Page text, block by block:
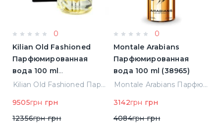
0
Kilian Old Fashioned
Парфюмированная
вода 100 ml
(3700550240723)
Kilian Old Fashioned Парфюмированная вода 100 ml (3700550240723)
9505грн грн
12356грнгрн
0
Montale Arabians
Парфюмированная
вода 100 ml (38965)
Montale Arabians Парфюмированная вода 100 ml (38965)
3142грн грн
4084грнгрн